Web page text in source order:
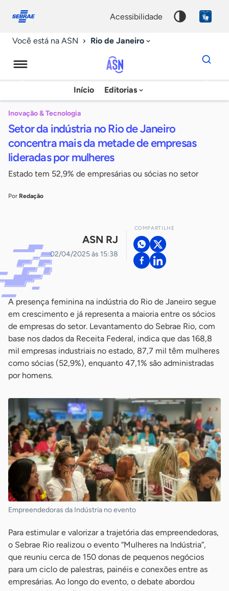
conosco
acessibilidade
Você está na ASN Rio de Janeiro
Agência
Sebrae
Notícias
Início Editorias
Dados
para
chave
Inovação & Tecnologia
Setor da indústria no Rio de Janeiro
concentra mais da metade de empresas
lideradas por mulheres
Estado tem 52,9% de empresárias ou sócias no setor
Por Redação
ASN RJ
02/04/2025 às 15:38
COMPARTILHE
A presença feminina na indústria do Rio de Janeiro segue
em crescimento e já representa a maioria entre os sócios
de empresas do setor. Levantamento do Sebrae Rio, com
base nos dados da Receita Federal, indica que das 168,8
mil empresas industriais no estado, 87,7 mil têm mulheres
como sócias (52,9%), enquanto 47,1% são administradas
por homens.
Empreendedoras da Indústria no evento
Para estimular e valorizar a trajetória das empreendedoras,
o Sebrae Rio realizou o evento “Mulheres na Indústria”,
que reuniu cerca de 150 donas de pequenos negócios
para um ciclo de palestras, painéis e conexões entre as
empresárias. Ao longo do evento, o debate abordou